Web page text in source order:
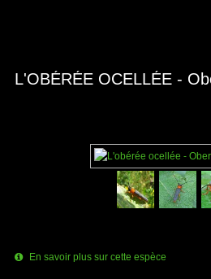
L'OBÉRÉE OCELLÉE -
En savoir plus sur cette espèce